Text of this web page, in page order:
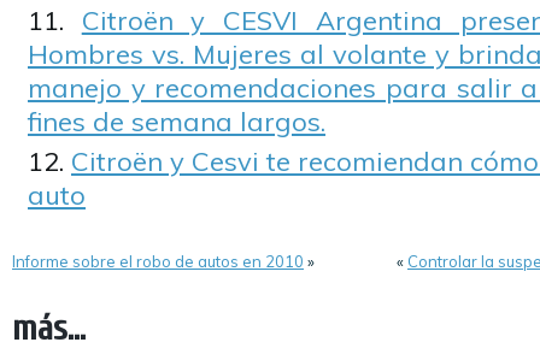
Citroën y CESVI Argentina
Hombres vs. Mujeres al volante y
manejo y recomendaciones para salir
fines de semana largos.
Citroën y Cesvi te recomiendan
auto
Informe sobre el robo de autos en 2010 » « Controlar la
más...